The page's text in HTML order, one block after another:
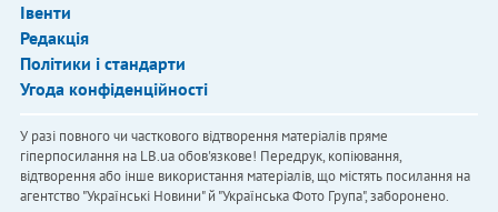
Івенти
Редакція
Політики і стандарти
Угода конфіденційності
У разі повного чи часткового відтворення матеріалів пряме
гіперпосилання на LB.ua обов'язкове! Передрук, копіювання,
відтворення або інше використання матеріалів, що містять посилання на
агентство "Українськi Новини" й "Українська Фото Група", заборонено.